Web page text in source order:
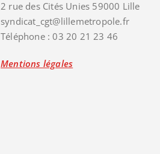
2 rue des Cités Unies 59000 Lille
syndicat_cgt@lillemetropole.fr
Téléphone : 03 20 21 23 46
Mentions légales